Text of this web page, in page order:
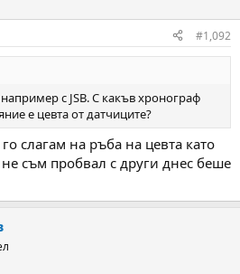
#1,092
с JSB. С какъв хронограф
е цевта от датчиците?
слагам на ръба на цевта като
съм пробвал с други днес беше